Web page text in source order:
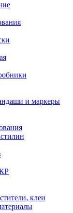
и маркеры
клеи